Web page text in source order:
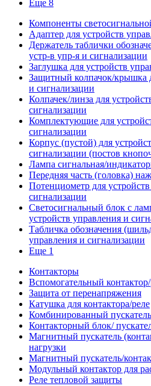
Еще 8
Компоненты
Адаптер для устройств
Держатель таблички
устр-в упр-я и сигнализации
Заглушка для устройств
Защитный колпачок/крышка
и сигнализации
Колпачек/линза для
сигнализации
Комплектующие для
сигнализации
Корпус (пустой) для
сигнализации (постов
Лампа сигнальная/
Передняя часть (головка)
Потенциометр для
сигнализации
Светосигнальный блок с
устройств управления и
Табличка обозначения
управления и сигнализации
Еще 1
Контакторы
Вспомогательный
Защита от перенапряжения
Катушка для контактора/реле
Комбинированный пускатель
Контакторный блок/
Магнитный пускатель
нагрузки
Магнитный пускатель/
Модульный контактор для
Реле тепловой защиты